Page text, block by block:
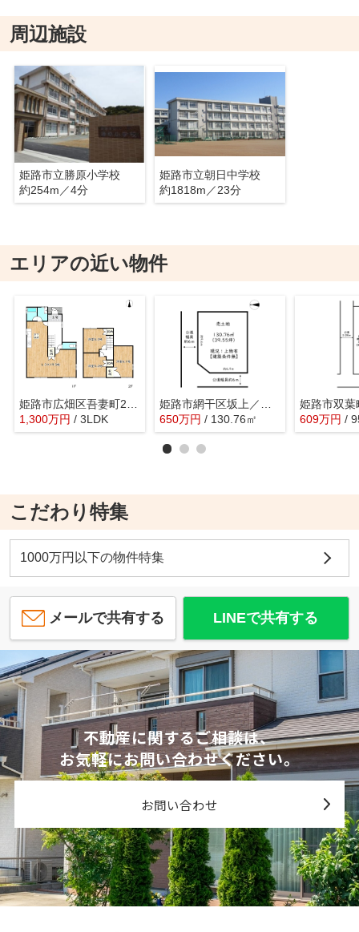
周辺施設
姫路市立勝原小学校
約254m／4分
姫路市立朝日中学校
約1818m／23分
エリアの近い物件
1,300万円 / 3LDK
650万円 / 130.76㎡
姫路市双葉
609万円 /
こだわり特集
1000万円以下の物件特集
メールで共有する LINEで共有する
不動産に関するご相談は、
お気軽にお問い合わせください。
お問い合わせ